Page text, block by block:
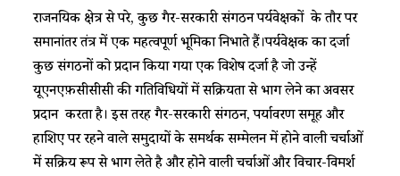
राजनयिक क्षेत्र से परे, कुछ गैर-सरकारी संगठन पर्यवेक्षकों के तौर पर
समानांतर तंत्र में एक महत्वपूर्ण भूमिका निभाते हैं।पर्यवेक्षक का दर्जा
कुछ संगठनों को प्रदान किया गया एक विशेष दर्जा है जो उन्हें
यूएनएफ़सीसीसी की गतिविधियों में सक्रियता से भाग लेने का अवसर
प्रदान करता है। इस तरह गैर-सरकारी संगठन, पर्यावरण समूह और
हाशिए पर रहने वाले समुदायों के समर्थक सम्मेलन में होने वाली चर्चाओं
में सक्रिय रूप से भाग लेते है और होने वाली चर्चाओं और विचार-विमर्श